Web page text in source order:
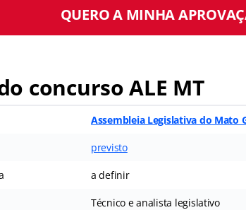
QUERO A MINHA
concurso ALE MT
Assembleia Legislativa do Mato
previsto
a definir
Técnico e analista legislativo